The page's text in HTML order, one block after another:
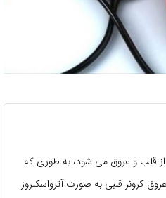
قلب و عروق می شود، به طوری که
کرونر قلبی به صورت آترواسکلروز